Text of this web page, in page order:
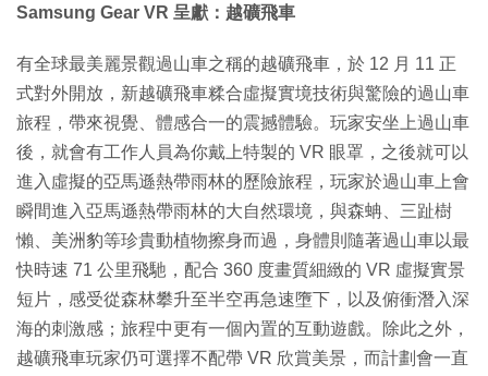
Samsung Gear VR 呈獻：越礦飛車
有全球最美麗景觀過山車之稱的越礦飛車，於 12 月 11 正
式對外開放，新越礦飛車糅合虛擬實境技術與驚險的過山車
旅程，帶來視覺、體感合一的震撼體驗。玩家安坐上過山車
後，就會有工作人員為你戴上特製的 VR 眼罩，之後就可以
進入虛擬的亞馬遜熱帶雨林的歷險旅程，玩家於過山車上會
瞬間進入亞馬遜熱帶雨林的大自然環境，與森蚺、三趾樹
懶、美洲豹等珍貴動植物擦身而過，身體則隨著過山車以最
快時速 71 公里飛馳，配合 360 度畫質細緻的 VR 虛擬實景
短片，感受從森林攀升至半空再急速墮下，以及俯衝潛入深
海的刺激感；旅程中更有一個內置的互動遊戲。除此之外，
越礦飛車玩家仍可選擇不配帶 VR 欣賞美景，而計劃會一直